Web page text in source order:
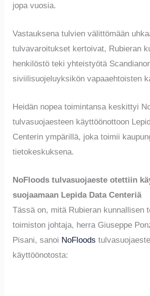
jopa vuosia.
Vastauksena tulvien välittömään
tulvavaroitukset kertoivat, Rubieran
henkilöstö teki yhteistyötä
siviilisuojeluyksikön vapaaehtoisten
Heidän nopea toimintansa keskittyi
tulvasuojaesteen käyttöönottoon
Centerin ympärillä, joka toimii
tietokeskuksena.
NoFloods tulvasuojaeste otettiin
suojaamaan Lepida Data Centeriä
Tässä on, mitä Rubieran kunnallisen
toimiston johtaja, herra Giuseppe
Pisani, sanoi NoFloods
käyttöönotosta: